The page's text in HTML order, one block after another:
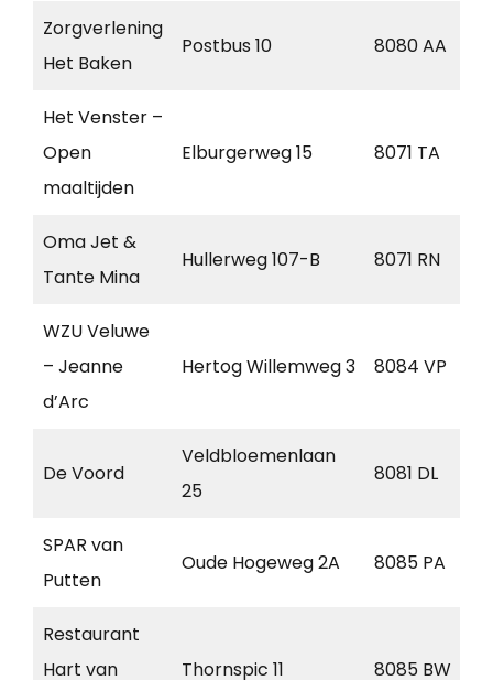
Zorgverlening
Het Baken
Postbus 10 8080 AA
Het Venster –
Open
maaltijden
Elburgerweg 15 8071 TA
Oma Jet &
Tante Mina
Hullerweg 107-B 8071 RN
WZU Veluwe
– Jeanne
d’Arc
Hertog Willemweg 3 8084 VP
De Voord
Veldbloemenlaan
25
8081 DL
SPAR van
Putten
Oude Hogeweg 2A 8085 PA
Restaurant
Hart van
Thornspic 11 8085 BW